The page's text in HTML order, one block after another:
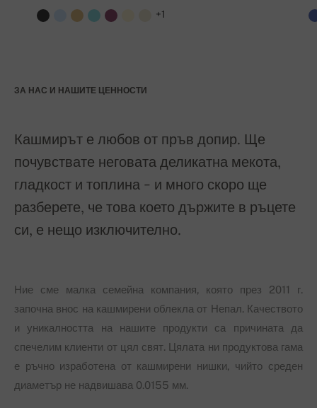
+1
ЗА НАС И НАШИТЕ ЦЕННОСТИ
Кашмирът е любов от пръв допир. Ще
почувствате неговата деликатна мекота,
гладкост и топлина - и много скоро ще
разберете, че това което държите в ръцете
си, е нещо изключително.
Ние сме малка семейна компания, която през 2011 г.
започна внос на кашмирени облекла от Непал. Качеството
и уникалността на нашите продукти са причината да
спечелим клиенти от цял свят. Цялата ни продуктова гама
е ръчно изработена от кашмирени нишки, чийто среден
диаметър не надвишава 0.0155 мм.